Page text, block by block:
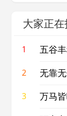
大家正在
1 五谷
2 无靠
3 万马